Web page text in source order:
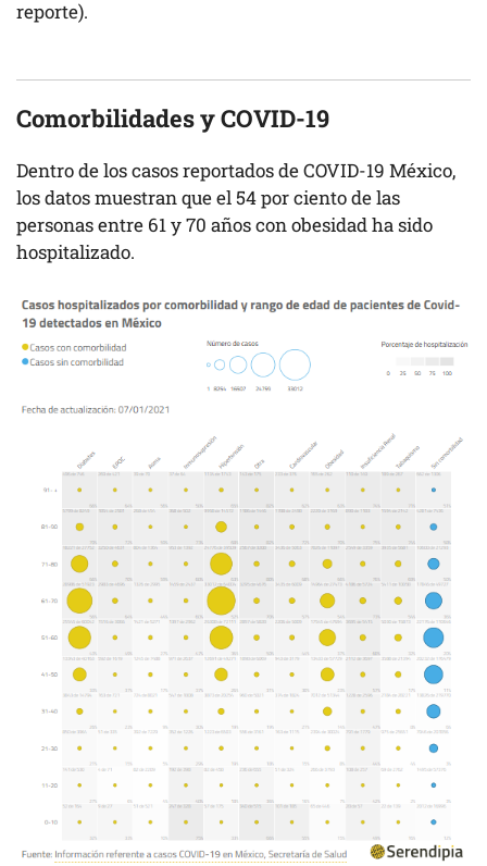
reporte).
Comorbilidades y COVID-19
Dentro de los casos reportados de COVID-19 México,
los datos muestran que el 54 por ciento de las
personas entre 61 y 70 años con obesidad ha sido
hospitalizado.